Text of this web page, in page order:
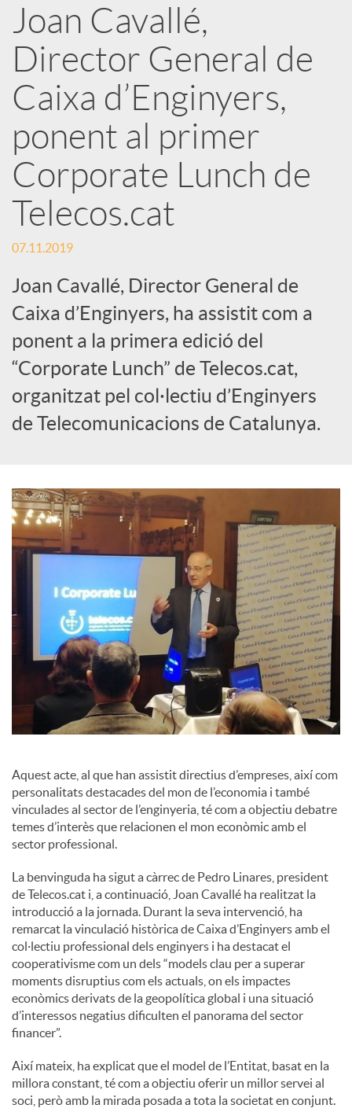
r
x
e
s
S
o
c
i
a
l
s
Joan Cavallé,
Director General de
Caixa d’Enginyers,
ponent al primer
Corporate Lunch de
Telecos.cat
07.11.2019
Joan Cavallé, Director General de
Caixa d’Enginyers, ha assistit com a
ponent a la primera edició del
“Corporate Lunch” de Telecos.cat,
organitzat pel col·lectiu d’Enginyers
de Telecomunicacions de Catalunya.
Aquest acte, al que han assistit directius d’empreses, així com
personalitats destacades del mon de l’economia i també
vinculades al sector de l’enginyeria, té com a objectiu debatre
temes d’interès que relacionen el mon econòmic amb el
sector professional.
La benvinguda ha sigut a càrrec de Pedro Linares, president
de Telecos.cat i, a continuació, Joan Cavallé ha realitzat la
introducció a la jornada. Durant la seva intervenció, ha
remarcat la vinculació històrica de Caixa d’Enginyers amb el
col·lectiu professional dels enginyers i ha destacat el
cooperativisme com un dels “models clau per a superar
moments disruptius com els actuals, on els impactes
econòmics derivats de la geopolítica global i una situació
d’interessos negatius dificulten el panorama del sector
financer”.
Així mateix, ha explicat que el model de l’Entitat, basat en la
millora constant, té com a objectiu oferir un millor servei al
soci, però amb la mirada posada a tota la societat en conjunt.